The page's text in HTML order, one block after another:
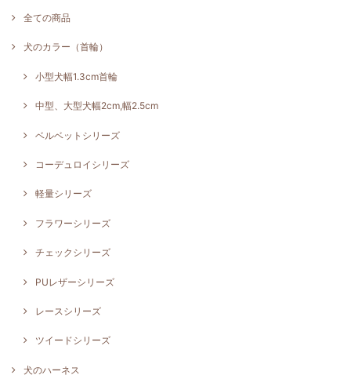
全ての商品
犬のカラー（首輪）
小型犬幅1.3cm首輪
中型、大型犬幅2cm,幅2.5cm
ベルベットシリーズ
コーデュロイシリーズ
軽量シリーズ
フラワーシリーズ
チェックシリーズ
PUレザーシリーズ
レースシリーズ
ツイードシリーズ
犬のハーネス